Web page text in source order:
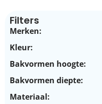
Filters
Merken:
Kleur:
Bakvormen hoogte:
Bakvormen diepte:
Materiaal: